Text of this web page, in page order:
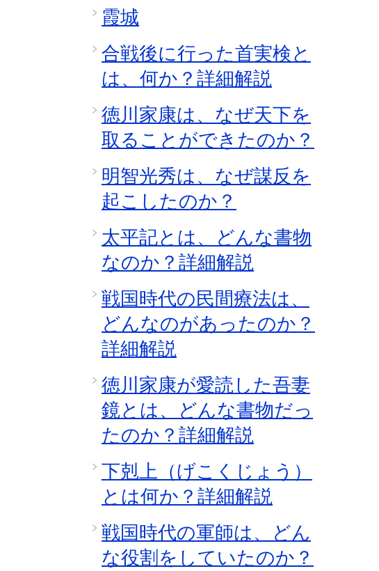
霞城
合戦後に行った首実検と
は、何か？詳細解説
徳川家康は、なぜ天下を
取ることができたのか？
明智光秀は、なぜ謀反を
起こしたのか？
太平記とは、どんな書物
なのか？詳細解説
戦国時代の民間療法は、
どんなのがあったのか？
詳細解説
徳川家康が愛読した吾妻
鏡とは、どんな書物だっ
たのか？詳細解説
下剋上（げこくじょう）
とは何か？詳細解説
戦国時代の軍師は、どん
な役割をしていたのか？